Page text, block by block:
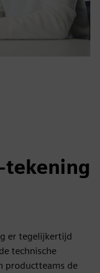
tekening
er tegelijkertijd
technische
productteams de